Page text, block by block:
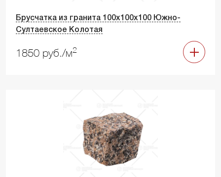
Брусчатка из гранита 100х100х100 Южно-
Султаевское Колотая
1850 руб./м2